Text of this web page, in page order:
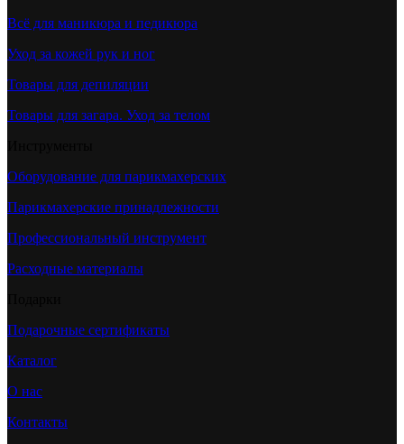
Всё для маникюра и педикюра
Уход за кожей рук и ног
Товары для депиляции
Товары для загара. Уход за телом
Оборудование для парикмахерских
Парикмахерские принадлежности
Профессиональный инструмент
Расходные материалы
Подарочные сертификаты
Каталог
О нас
Контакты